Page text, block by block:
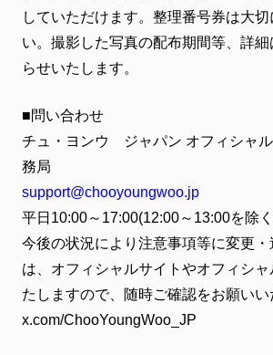
していただけます。整理番号券は大
い。撮影した写真の配布期間等、詳
らせいたします。
■問い合わせ
チュ・ヨンウ ジャパン オフィシャ
務局
support@chooyoungwoo.jp
平日10:00～17:00(12:00～13:00を除
今後の状況により注意事項等に変更
は、オフィシャルサイトやオフィシ
たしますので、随時ご確認をお願いい
x.com/ChooYoungWoo_JP